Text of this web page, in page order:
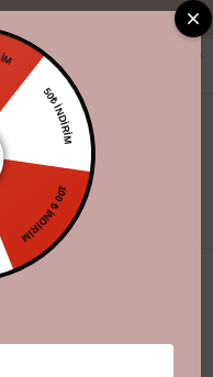
"Aynı gün
50₺ İNDİRİM
100 ₺ İNDİRİM